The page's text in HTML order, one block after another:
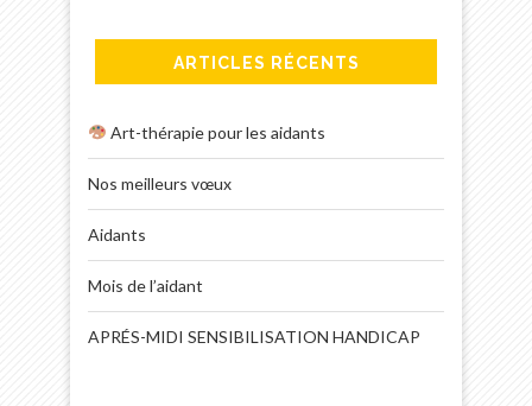
ARTICLES RÉCENTS
Art-thérapie pour les aidants
Nos meilleurs vœux
Aidants
Mois de l’aidant
APRÉS-MIDI SENSIBILISATION HANDICAP